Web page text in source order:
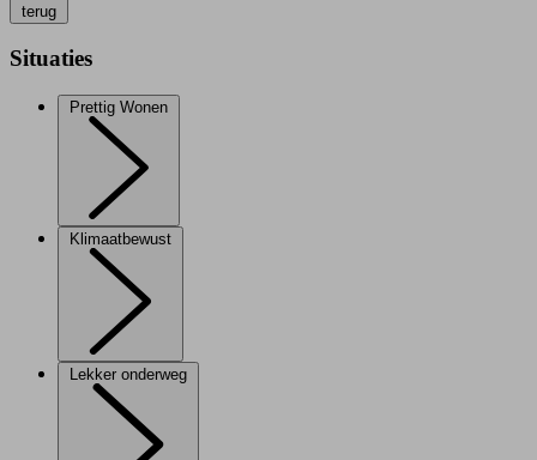
terug
Situaties
Prettig Wonen
Klimaatbewust
Lekker onderweg